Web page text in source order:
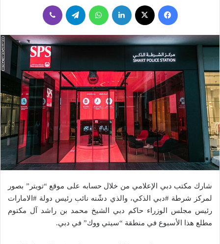
فيسبوك لينكدإن واتساب تيلقرام
شارك مكتب دبي الإعلامي من خلال حسابه على موقع “تويتر” بصور
لمركز شرطة #دبي الذكي، والذي دشّنه نائب رئيس دولة #الامارات
رئيس مجلس الوزراء حاكم دبي الشيخ محمد بن راشد آل مكتوم
مطلع هذا الأسبوع في منطقة “سيتي ووك” في دبي.